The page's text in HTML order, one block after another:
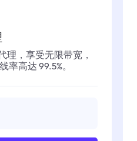
理，享受无限带宽，
率高达 99.5%。